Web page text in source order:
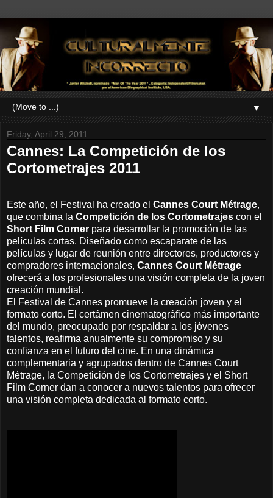
▼
Friday, April 29, 2011
Cannes: La Competición de los
Cortometrajes 2011
Este año, el Festival ha creado el Cannes Court Métrage,
que combina la Competición de los Cortometrajes con el
Short Film Corner para desarrollar la promoción de las
películas cortas. Diseñado como escaparate de las
películas y lugar de reunión entre directores, productores y
compradores internacionales, Cannes Court Métrage
ofrecerá a los profesionales una visión completa de la joven
creación mundial.
El Festival de Cannes promueve la creación joven y el
formato corto. El certámen cinematográfico más importante
del mundo, preocupado por respaldar a los jóvenes
talentos, reafirma anualmente su compromiso y su
confianza en el futuro del cine. En una dinámica
complementaria y agrupados dentro de Cannes Court
Métrage, la Competición de los Cortometrajes y el Short
Film Corner dan a conocer a nuevos talentos para ofrecer
una visión completa dedicada al formato corto.